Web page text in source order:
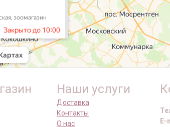
Наши услуги
Доставка
Контакты
О нас
E-